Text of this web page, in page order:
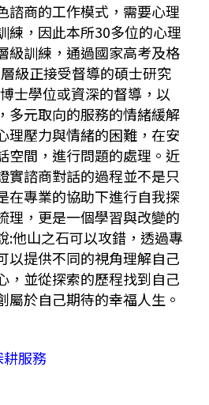
諮商的工作模式，需要心理
練，因此本所30多位的心理
級訓練，通過國家高考及格
級正接受督導的碩士研究
士學位或資深的督導，以
多元取向的服務的情緒緩解
理壓力與情緒的困難，在安
空間，進行問題的處理。近
實諮商對話的過程並不是只
在專業的協助下進行自我探
理，更是一個學習與改變的
:他山之石可以攻錯，透過專
以提供不同的視角理解自己
，並從探索的歷程找到自己
屬於自己期待的幸福人生。
服務